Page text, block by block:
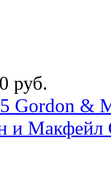
руб.
Gordon &
и Макфейл